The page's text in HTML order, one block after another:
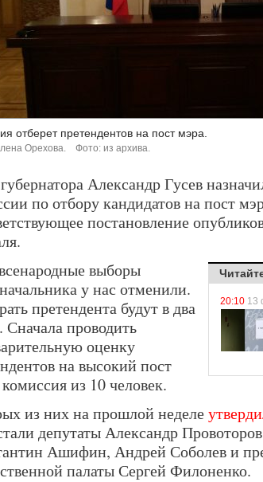
отберет претендентов на пост мэра.
Орехова. Фото: из архива.
Александр Гусев
по отбору кандидатов на пост
постановление
20:10 13
выборы
у нас отменили.
претендента будут в два
Сначала проводить
оценку
на высокий пост
комиссия из 10 человек.
из них на прошлой неделе
депутаты Александр
Ашифин, Андрей Соболев и
палаты Сергей Филоненко.